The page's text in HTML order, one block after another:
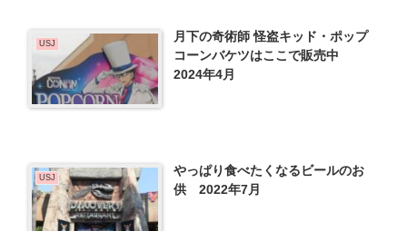
USJ
月下の奇術師 怪盗キッド・ポップ
コーンバケツはここで販売中
2024年4月
USJ
やっぱり食べたくなるビールのお
供 2022年7月